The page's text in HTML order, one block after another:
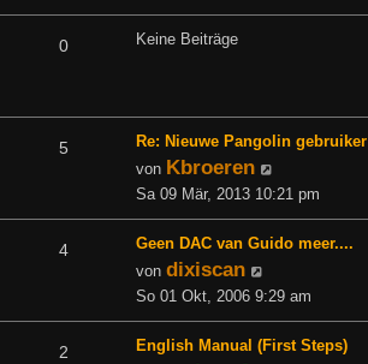
0 Keine Beiträge
5
Re: Nieuwe Pangolin gebruiker
von Kbroeren
Beitrag
Sa 09 Mär, 2013 10:21 pm
4
Geen DAC van Guido meer....
von dixiscan
Beitrag
So 01 Okt, 2006 9:29 am
2
English Manual (First Steps)